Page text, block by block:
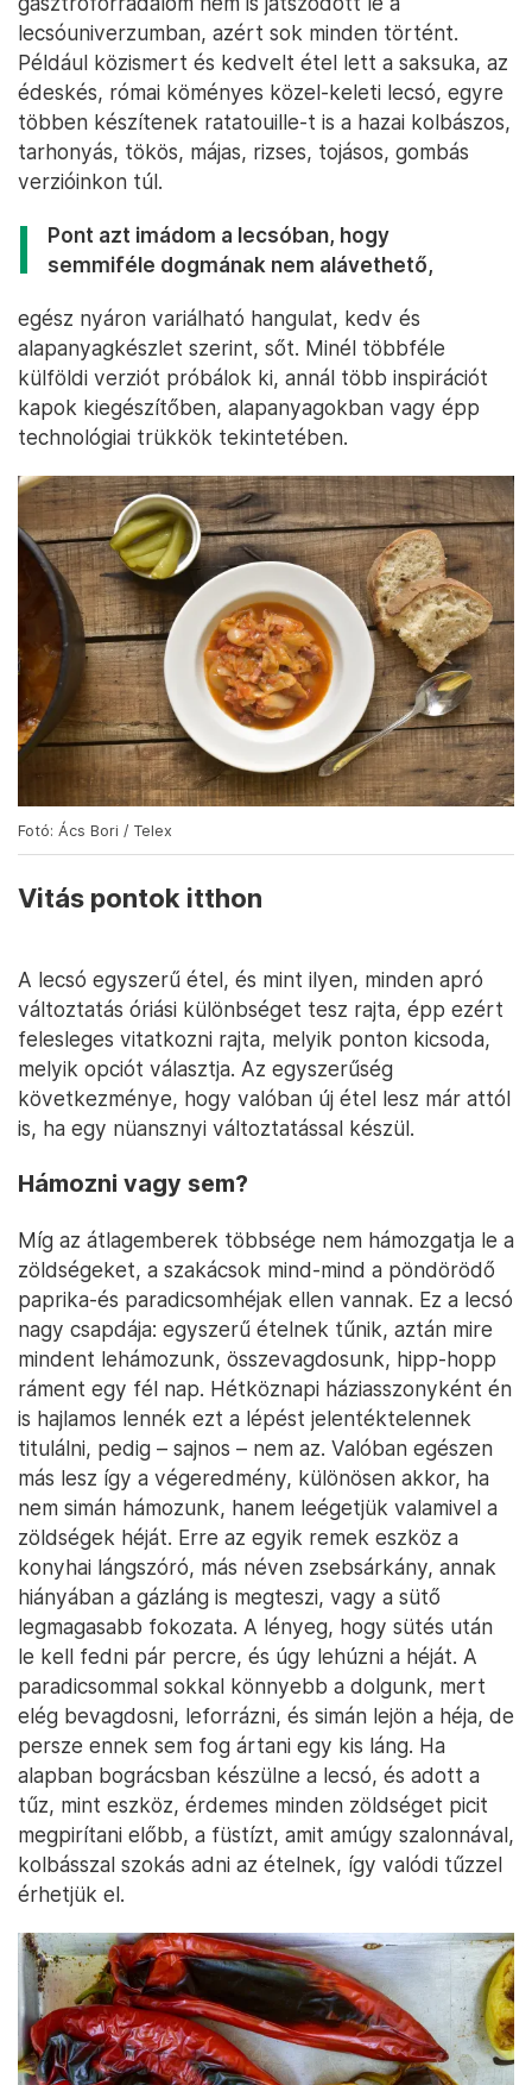
lecsóuniverzumban, azért sok minden történt.
Például közismert és kedvelt étel lett a saksuka, az
édeskés, római köményes közel-keleti lecsó, egyre
többen készítenek ratatouille-t is a hazai kolbászos,
tarhonyás, tökös, májas, rizses, tojásos, gombás
verzióinkon túl.
Pont azt imádom a lecsóban, hogy
semmiféle dogmának nem alávethető,
egész nyáron variálható hangulat, kedv és
alapanyagkészlet szerint, sőt. Minél többféle
külföldi verziót próbálok ki, annál több inspirációt
kapok kiegészítőben, alapanyagokban vagy épp
technológiai trükkök tekintetében.
Fotó: Ács Bori / Telex
Vitás pontok itthon
A lecsó egyszerű étel, és mint ilyen, minden apró
változtatás óriási különbséget tesz rajta, épp ezért
felesleges vitatkozni rajta, melyik ponton kicsoda,
melyik opciót választja. Az egyszerűség
következménye, hogy valóban új étel lesz már attól
is, ha egy nüansznyi változtatással készül.
Hámozni vagy sem?
Míg az átlagemberek többsége nem hámozgatja le a
zöldségeket, a szakácsok mind-mind a pöndörödő
paprika-és paradicsomhéjak ellen vannak. Ez a lecsó
nagy csapdája: egyszerű ételnek tűnik, aztán mire
mindent lehámozunk, összevagdosunk, hipp-hopp
ráment egy fél nap. Hétköznapi háziasszonyként én
is hajlamos lennék ezt a lépést jelentéktelennek
titulálni, pedig – sajnos – nem az. Valóban egészen
más lesz így a végeredmény, különösen akkor, ha
nem simán hámozunk, hanem leégetjük valamivel a
zöldségek héját. Erre az egyik remek eszköz a
konyhai lángszóró, más néven zsebsárkány, annak
hiányában a gázláng is megteszi, vagy a sütő
legmagasabb fokozata. A lényeg, hogy sütés után
le kell fedni pár percre, és úgy lehúzni a héját. A
paradicsommal sokkal könnyebb a dolgunk, mert
elég bevagdosni, leforrázni, és simán lejön a héja, de
persze ennek sem fog ártani egy kis láng. Ha
alapban bográcsban készülne a lecsó, és adott a
tűz, mint eszköz, érdemes minden zöldséget picit
megpirítani előbb, a füstízt, amit amúgy szalonnával,
kolbásszal szokás adni az ételnek, így valódi tűzzel
érhetjük el.